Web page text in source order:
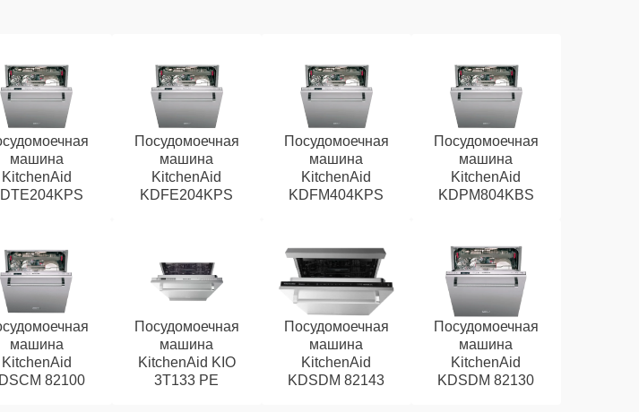
машина
KitchenAid
Посудомоечная
машина
KitchenAid
KDFE204KPS
Посудомоечная
машина
KitchenAid
KDFM404KPS
Посудомоечная
машина
KitchenAid
KDPM804KBS
машина
KitchenAid
82100
Посудомоечная
машина
KitchenAid KIO
3T133 PE
Посудомоечная
машина
KitchenAid
KDSDM 82143
Посудомоечная
машина
KitchenAid
KDSDM 82130